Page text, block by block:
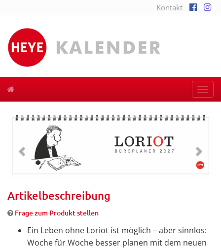
Kontakt
Previous Next
Artikelbeschreibung
Frage zum Produkt stellen
Ein Leben ohne Loriot ist möglich – aber sinnlos:
Woche für Woche besser planen mit dem neuen